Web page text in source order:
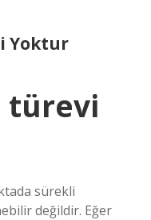
Yoktur
türevi
sürekli
değildir. Eğer